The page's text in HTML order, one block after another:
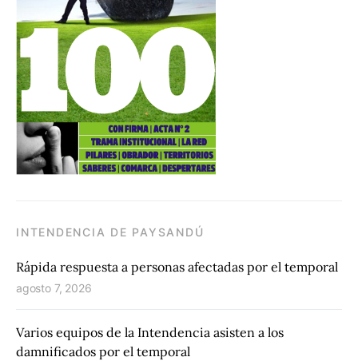
INTENDENCIA DE PAYSANDÚ
Rápida respuesta a personas afectadas por el temporal
agosto 7, 2026
Varios equipos de la Intendencia asisten a los
damnificados por el temporal